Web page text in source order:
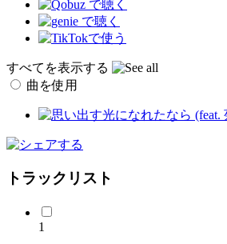
すべてを表示する
曲を使用
トラックリスト
1